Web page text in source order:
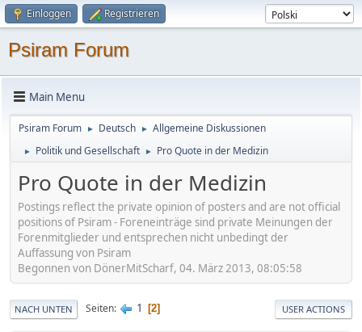
Einloggen Registrieren
Psiram Forum
Main Menu
Psiram Forum ► Deutsch ► Allgemeine Diskussionen
► Politik und Gesellschaft ► Pro Quote in der Medizin
Pro Quote in der Medizin
Postings reflect the private opinion of posters and are not official
positions of Psiram - Foreneinträge sind private Meinungen der
Forenmitglieder und entsprechen nicht unbedingt der
Auffassung von Psiram
Begonnen von DönerMitScharf, 04. März 2013, 08:05:58
NACH UNTEN Seiten 1 2 USER ACTIONS